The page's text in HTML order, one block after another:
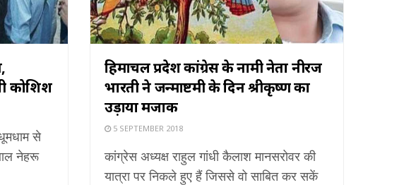
कोशिश
से
नेहरू
हिमाचल प्रदेश कांग्रेस के नामी नेता नीरज
भारती ने जन्माष्टमी के दिन श्रीकृष्ण का
उड़ाया मजाक
5 SEPTEMBER 2018
कांग्रेस अध्यक्ष राहुल गांधी कैलाश मानसरोवर की
यात्रा पर निकले हुए हैं जिससे वो साबित कर सकें